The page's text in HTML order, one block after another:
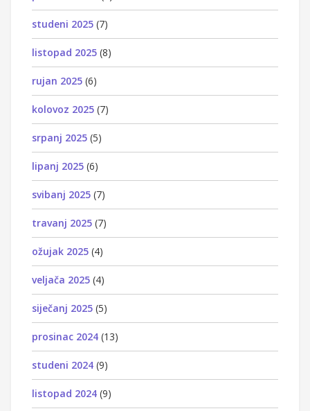
studeni 2025 (7)
listopad 2025 (8)
rujan 2025 (6)
kolovoz 2025 (7)
srpanj 2025 (5)
lipanj 2025 (6)
svibanj 2025 (7)
travanj 2025 (7)
ožujak 2025 (4)
veljača 2025 (4)
siječanj 2025 (5)
prosinac 2024 (13)
studeni 2024 (9)
listopad 2024 (9)